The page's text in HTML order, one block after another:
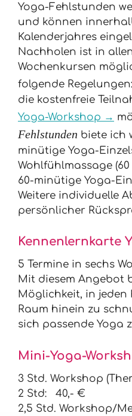
Yoga-Fehlstunden
und können
Kalenderjahres
Nachholen ist in
Wochenkursen
folgende
die kostenfreie
Yoga-Workshop →
Fehlstunden biete ich
minütige Yoga-
Wohlfühlmassage
60-minütige Yoga-
Weitere individuelle
persönlicher
Kennenlernkarte
5 Termine in sechs
Mit diesem Angebot
Möglichkeit, in jeden
Raum hinein zu
sich passende Yoga
Mini-Yoga-
3 Std. Workshop
2 Std: 40,- €
2,5 Std. Workshop/